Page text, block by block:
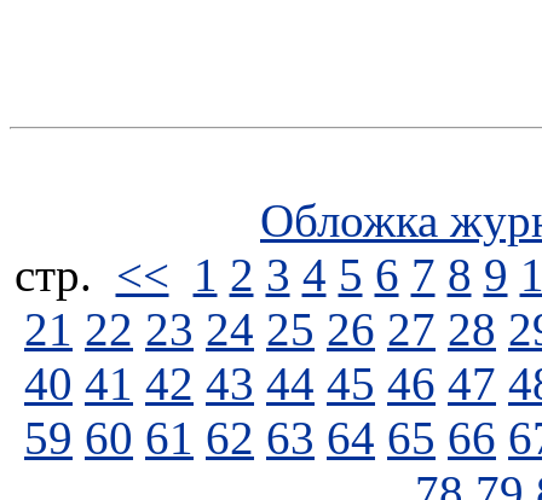
Обложка
стp. << 1 2 3 4 5 6 7 8 9
21 22 23 24 25 26 27 28
40 41 42 43 44 45 46 47
59 60 61 62 63 64 65 66